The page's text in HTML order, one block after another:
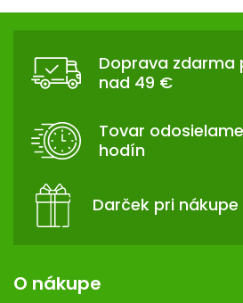
Z
Doprava zdarma
nad 49 €
Tovar
hodín
Darček pri
O nákupe